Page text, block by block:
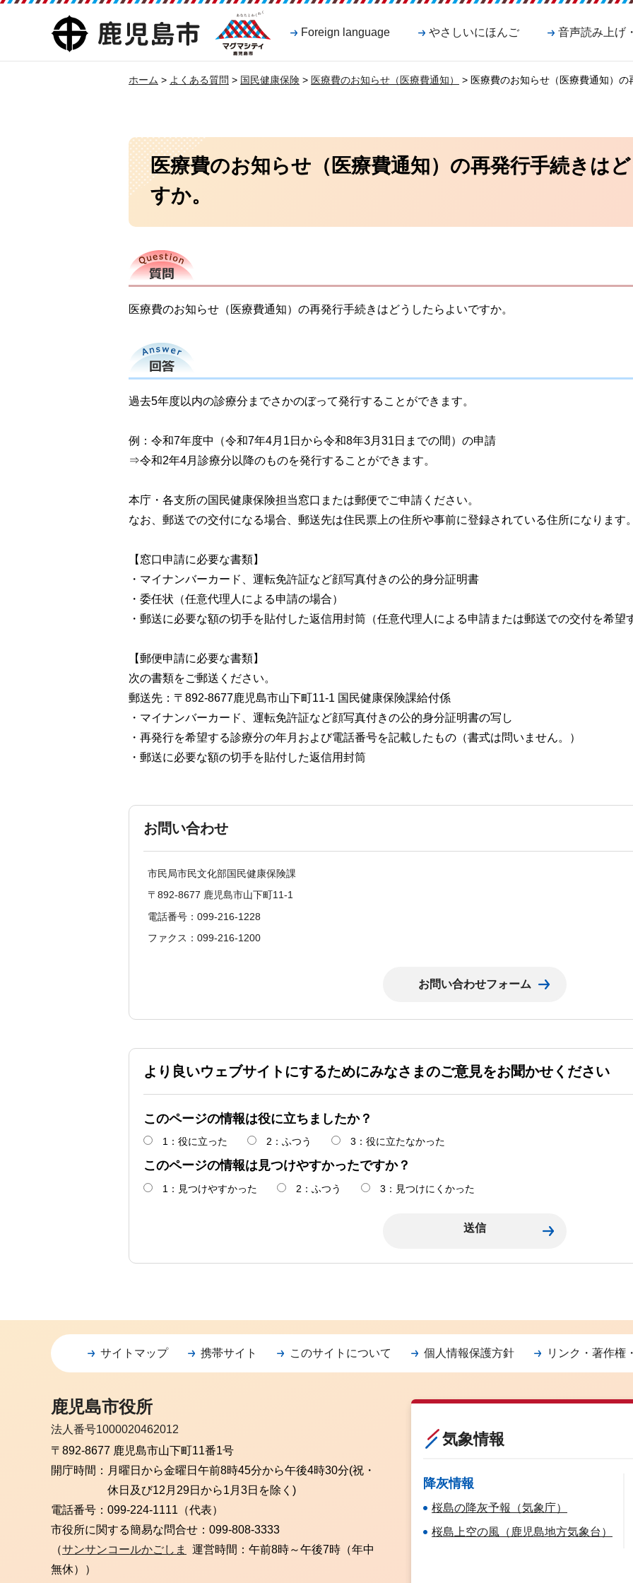
鹿児島市
マグマシティ
鹿児島市
Foreign language やさしいにほんご 音声読み上げ
ホーム > よくある質問 > 国民健康保険 > 医療費のお知らせ（医療費通知） > 医療費のお知らせ（医療費通知）の
医療費のお知らせ（医療費通知）の再発行手続きは
すか。
質問
医療費のお知らせ（医療費通知）の再発行手続きはどうしたらよいですか。
回答
過去5年度以内の診療分までさかのぼって発行することができます。
例：令和7年度中（令和7年4月1日から令和8年3月31日までの間）の申請
⇒令和2年4月診療分以降のものを発行することができます。
本庁・各支所の国民健康保険担当窓口または郵便でご申請ください。
なお、郵送での交付になる場合、郵送先は住民票上の住所や事前に登録されている住所になります。
【窓口申請に必要な書類】
・マイナンバーカード、運転免許証など顔写真付きの公的身分証明書
・委任状（任意代理人による申請の場合）
・郵送に必要な額の切手を貼付した返信用封筒（任意代理人による申請または郵送での交付を希望
【郵便申請に必要な書類】
次の書類をご郵送ください。
郵送先：〒892-8677鹿児島市山下町11-1 国民健康保険課給付係
・マイナンバーカード、運転免許証など顔写真付きの公的身分証明書の写し
・再発行を希望する診療分の年月および電話番号を記載したもの（書式は問いません。）
・郵送に必要な額の切手を貼付した返信用封筒
お問い合わせ
市民局市民文化部国民健康保険課
〒892-8677 鹿児島市山下町11-1
電話番号：099-216-1228
ファクス：099-216-1200
より良いウェブサイトにするためにみなさまのご意見をお聞かせください
このページの情報は役に立ちましたか？
1：役に立った 2：ふつう 3：役に立たなかった
このページの情報は見つけやすかったですか？
1：見つけやすかった 2：ふつう 3：見つけにくかった
サイトマップ 携帯サイト このサイトについて 個人情報保護方針 リンク・著作権
鹿児島市役所
法人番号1000020462012
〒892-8677 鹿児島市山下町11番1号
開庁時間： 月曜日から金曜日 午前8時45分から午後4時30分(祝・
休日及び12月29日から1月3日を除く)
電話番号： 099-224-1111（代表）
市役所に関する簡易な問合せ： 099-808-3333
（サンサンコールかごしま
運営時間：午前8時～午後7時（年中
無休））
気象情報
降灰情報
桜島の降灰予報（気象庁）
桜島上空の風（鹿児島地方気象台）